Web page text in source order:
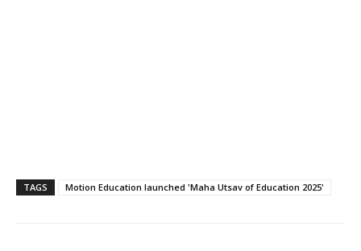
TAGS Motion Education launched 'Maha Utsav of Education 2025'